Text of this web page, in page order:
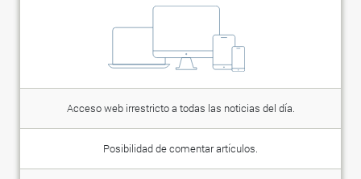
Acceso web irrestricto a todas las noticias del día.
Posibilidad de comentar artículos.